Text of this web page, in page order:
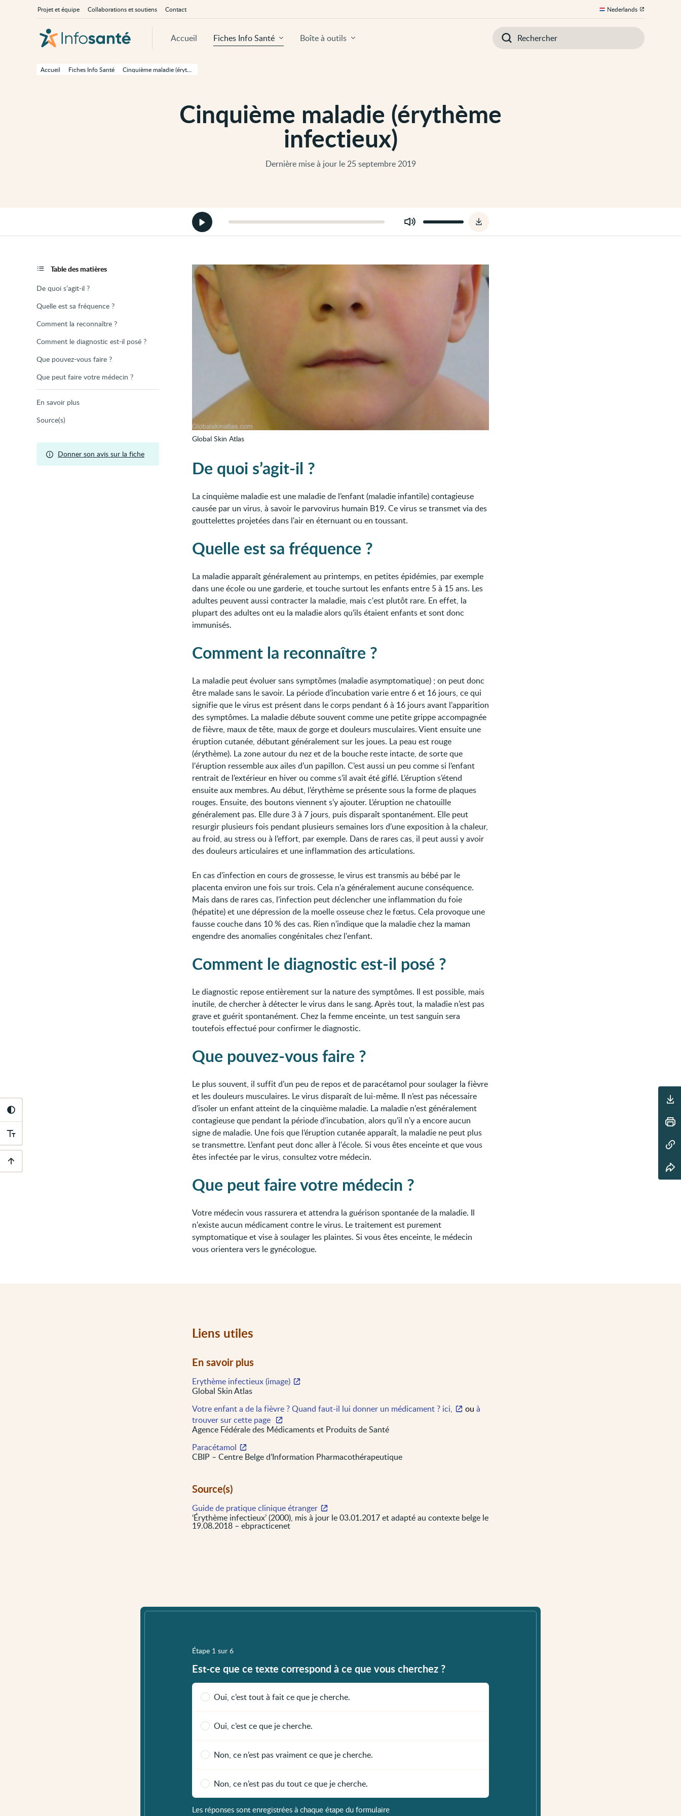
Cinquième maladie (érythème
infectieux)
Dernière mise à jour le 25 septembre 2019
Accueil Fiches Info Santé Cinquième maladie (érythème infectieux)
principale
Accueil Fiches Info Santé Boîte à outils
Introduisez
votre
recherche
À
propos
Projet et équipe Collaborations et soutiens Contact Nederlands
Outils
d'accessibilité
Descendre
Outils
Télécharger
le
maladie
(érythème
infectieux)
Démarrer
la
version
page
Modifier
volume
Global Skin Atlas
De quoi s’agit-il ?
La cinquième maladie est une maladie de l’enfant (maladie infantile) contagieuse
causée par un virus, à savoir le parvovirus humain B19. Ce virus se transmet via des
gouttelettes projetées dans l'air en éternuant ou en toussant.
Quelle est sa fréquence ?
La maladie apparaît généralement au printemps, en petites épidémies, par exemple
dans une école ou une garderie, et touche surtout les enfants entre 5 à 15 ans. Les
adultes peuvent aussi contracter la maladie, mais c'est plutôt rare. En effet, la
plupart des adultes ont eu la maladie alors qu'ils étaient enfants et sont donc
immunisés.
Comment la reconnaître ?
La maladie peut évoluer sans symptômes (maladie asymptomatique) ; on peut donc
être malade sans le savoir. La période d'incubation varie entre 6 et 16 jours, ce qui
signifie que le virus est présent dans le corps pendant 6 à 16 jours avant l’apparition
des symptômes. La maladie débute souvent comme une petite grippe accompagnée
de fièvre, maux de tête, maux de gorge et douleurs musculaires. Vient ensuite une
éruption cutanée, débutant généralement sur les joues. La peau est rouge
(érythème). La zone autour du nez et de la bouche reste intacte, de sorte que
l'éruption ressemble aux ailes d'un papillon. C’est aussi un peu comme si l’enfant
rentrait de l’extérieur en hiver ou comme s’il avait été giflé. L’éruption s’étend
ensuite aux membres. Au début, l’érythème se présente sous la forme de plaques
rouges. Ensuite, des boutons viennent s’y ajouter. L’éruption ne chatouille
généralement pas. Elle dure 3 à 7 jours, puis disparaît spontanément. Elle peut
resurgir plusieurs fois pendant plusieurs semaines lors d'une exposition à la chaleur,
au froid, au stress ou à l’effort, par exemple. Dans de rares cas, il peut aussi y avoir
des douleurs articulaires et une inflammation des articulations.
En cas d'infection en cours de grossesse, le virus est transmis au bébé par le
placenta environ une fois sur trois. Cela n'a généralement aucune conséquence.
Mais dans de rares cas, l’infection peut déclencher une inflammation du foie
(hépatite) et une dépression de la moelle osseuse chez le fœtus. Cela provoque une
fausse couche dans 10 % des cas. Rien n'indique que la maladie chez la maman
engendre des anomalies congénitales chez l'enfant.
Comment le diagnostic est-il posé ?
Le diagnostic repose entièrement sur la nature des symptômes. Il est possible, mais
inutile, de chercher à détecter le virus dans le sang. Après tout, la maladie n’est pas
grave et guérit spontanément. Chez la femme enceinte, un test sanguin sera
toutefois effectué pour confirmer le diagnostic.
Que pouvez-vous faire ?
Le plus souvent, il suffit d’un peu de repos et de paracétamol pour soulager la fièvre
et les douleurs musculaires. Le virus disparaît de lui-même. Il n’est pas nécessaire
d’isoler un enfant atteint de la cinquième maladie. La maladie n'est généralement
contagieuse que pendant la période d'incubation, alors qu'il n'y a encore aucun
signe de maladie. Une fois que l’éruption cutanée apparaît, la maladie ne peut plus
se transmettre. L’enfant peut donc aller à l'école. Si vous êtes enceinte et que vous
êtes infectée par le virus, consultez votre médecin.
Que peut faire votre médecin ?
Votre médecin vous rassurera et attendra la guérison spontanée de la maladie. Il
n'existe aucun médicament contre le virus. Le traitement est purement
symptomatique et vise à soulager les plaintes. Si vous êtes enceinte, le médecin
vous orientera vers le gynécologue.
Table des matières
De quoi s’agit-il ?
Quelle est sa fréquence ?
Comment la reconnaître ?
Comment le diagnostic est-il posé ?
Que pouvez-vous faire ?
Que peut faire votre médecin ?
En savoir plus
Source(s)
Donner son avis sur la fiche
Liens utiles
En savoir plus
Erythème infectieux (image)
Global Skin Atlas
Votre enfant a de la fièvre ? Quand faut-il lui donner un médicament ? ici,
ou à
trouver sur cette page
Agence Fédérale des Médicaments et Produits de Santé
Paracétamol
CBIP – Centre Belge d’Information Pharmacothérapeutique
Source(s)
Guide de pratique clinique étranger
‘Érythème infectieux’ (2000), mis à jour le 03.01.2017 et adapté au contexte belge le
19.08.2018 – ebpracticenet
Étape 1 sur 6
Est-ce que ce texte correspond à ce que vous cherchez ?
Oui, c’est tout à fait ce que je cherche.
Oui, c’est ce que je cherche.
Non, ce n’est pas vraiment ce que je cherche.
Non, ce n’est pas du tout ce que je cherche.
Les réponses sont enregistrées à chaque étape du formulaire